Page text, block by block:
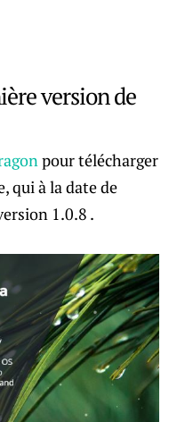
version de
pour télécharger
qui à la date de
1.0.8 .